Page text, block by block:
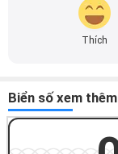
Thích
Biển số xem thêm